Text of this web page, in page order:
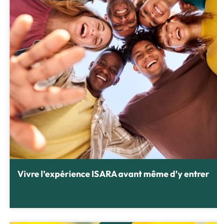
Vivre l’expérience ISARA avant même d’y entrer